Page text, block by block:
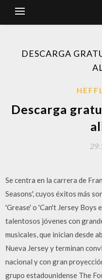
DESCARGA
Descarga
Se centra en la carrera de
Seasons', cuyos éxitos más
'Grease' o 'Can't Jersey Boys
talentosos jóvenes con
musicales, que inician desde
Nueva Jersey y terminan
nacional y con gran
grupo estadounidense The